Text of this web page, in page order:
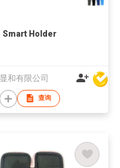
Smart Holder
显和有限公司
查询